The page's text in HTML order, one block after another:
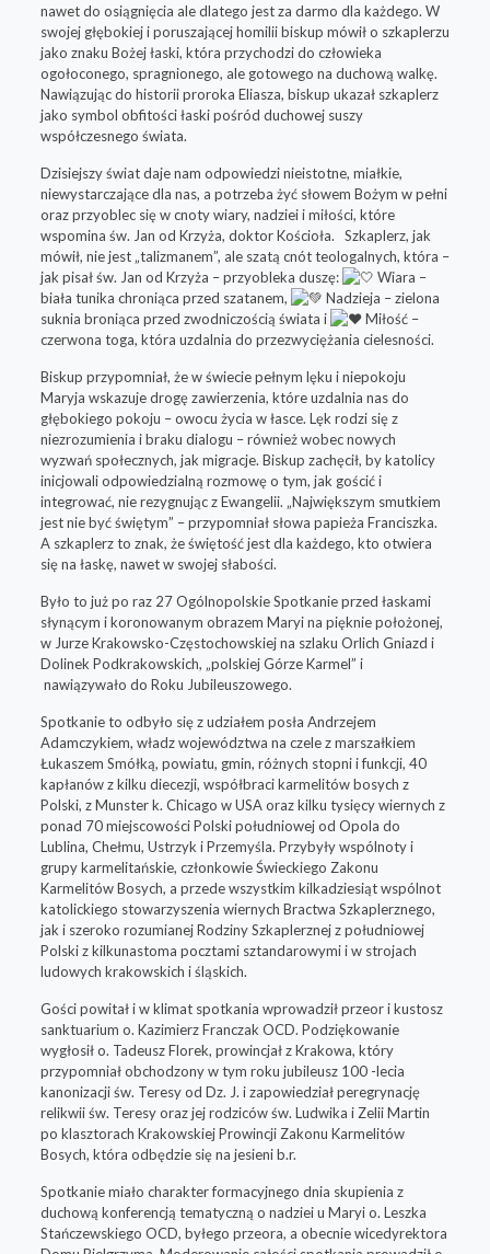
nawet do osiągnięcia ale dlatego jest za darmo dla każdego. W
swojej głębokiej i poruszającej homilii biskup mówił o szkaplerzu
jako znaku Bożej łaski, która przychodzi do człowieka
ogołoconego, spragnionego, ale gotowego na duchową walkę.
Nawiązując do historii proroka Eliasza, biskup ukazał szkaplerz
jako symbol obfitości łaski pośród duchowej suszy
współczesnego świata.
Dzisiejszy świat daje nam odpowiedzi nieistotne, miałkie,
niewystarczające dla nas, a potrzeba żyć słowem Bożym w pełni
oraz przyoblec się w cnoty wiary, nadziei i miłości, które
wspomina św. Jan od Krzyża, doktor Kościoła. Szkaplerz, jak
mówił, nie jest „talizmanem”, ale szatą cnót teologalnych, która –
jak pisał św. Jan od Krzyża – przyobleka duszę:
Wiara –
biała tunika chroniąca przed szatanem,
Nadzieja – zielona
suknia broniąca przed zwodniczością świata i
Miłość –
czerwona toga, która uzdalnia do przezwyciężania cielesności.
Biskup przypomniał, że w świecie pełnym lęku i niepokoju
Maryja wskazuje drogę zawierzenia, które uzdalnia nas do
głębokiego pokoju – owocu życia w łasce. Lęk rodzi się z
niezrozumienia i braku dialogu – również wobec nowych
wyzwań społecznych, jak migracje. Biskup zachęcił, by katolicy
inicjowali odpowiedzialną rozmowę o tym, jak gościć i
integrować, nie rezygnując z Ewangelii. „Największym smutkiem
jest nie być świętym” – przypomniał słowa papieża Franciszka.
A szkaplerz to znak, że świętość jest dla każdego, kto otwiera
się na łaskę, nawet w swojej słabości.
Było to już po raz 27 Ogólnopolskie Spotkanie przed łaskami
słynącym i koronowanym obrazem Maryi na pięknie położonej,
w Jurze Krakowsko-Częstochowskiej na szlaku Orlich Gniazd i
Dolinek Podkrakowskich, „polskiej Górze Karmel” i
nawiązywało do Roku Jubileuszowego.
Spotkanie to odbyło się z udziałem posła Andrzejem
Adamczykiem, władz województwa na czele z marszałkiem
Łukaszem Smółką, powiatu, gmin, różnych stopni i funkcji, 40
kapłanów z kilku diecezji, współbraci karmelitów bosych z
Polski, z Munster k. Chicago w USA oraz kilku tysięcy wiernych z
ponad 70 miejscowości Polski południowej od Opola do
Lublina, Chełmu, Ustrzyk i Przemyśla. Przybyły wspólnoty i
grupy karmelitańskie, członkowie Świeckiego Zakonu
Karmelitów Bosych, a przede wszystkim kilkadziesiąt wspólnot
katolickiego stowarzyszenia wiernych Bractwa Szkaplerznego,
jak i szeroko rozumianej Rodziny Szkaplerznej z południowej
Polski z kilkunastoma pocztami sztandarowymi i w strojach
ludowych krakowskich i śląskich.
Gości powitał i w klimat spotkania wprowadził przeor i kustosz
sanktuarium o. Kazimierz Franczak OCD. Podziękowanie
wygłosił o. Tadeusz Florek, prowincjał z Krakowa, który
przypomniał obchodzony w tym roku jubileusz 100 -lecia
kanonizacji św. Teresy od Dz. J. i zapowiedział peregrynację
relikwii św. Teresy oraz jej rodziców św. Ludwika i Zelii Martin
po klasztorach Krakowskiej Prowincji Zakonu Karmelitów
Bosych, która odbędzie się na jesieni b.r.
Spotkanie miało charakter formacyjnego dnia skupienia z
duchową konferencją tematyczną o nadziei u Maryi o. Leszka
Stańczewskiego OCD, byłego przeora, a obecnie wicedyrektora